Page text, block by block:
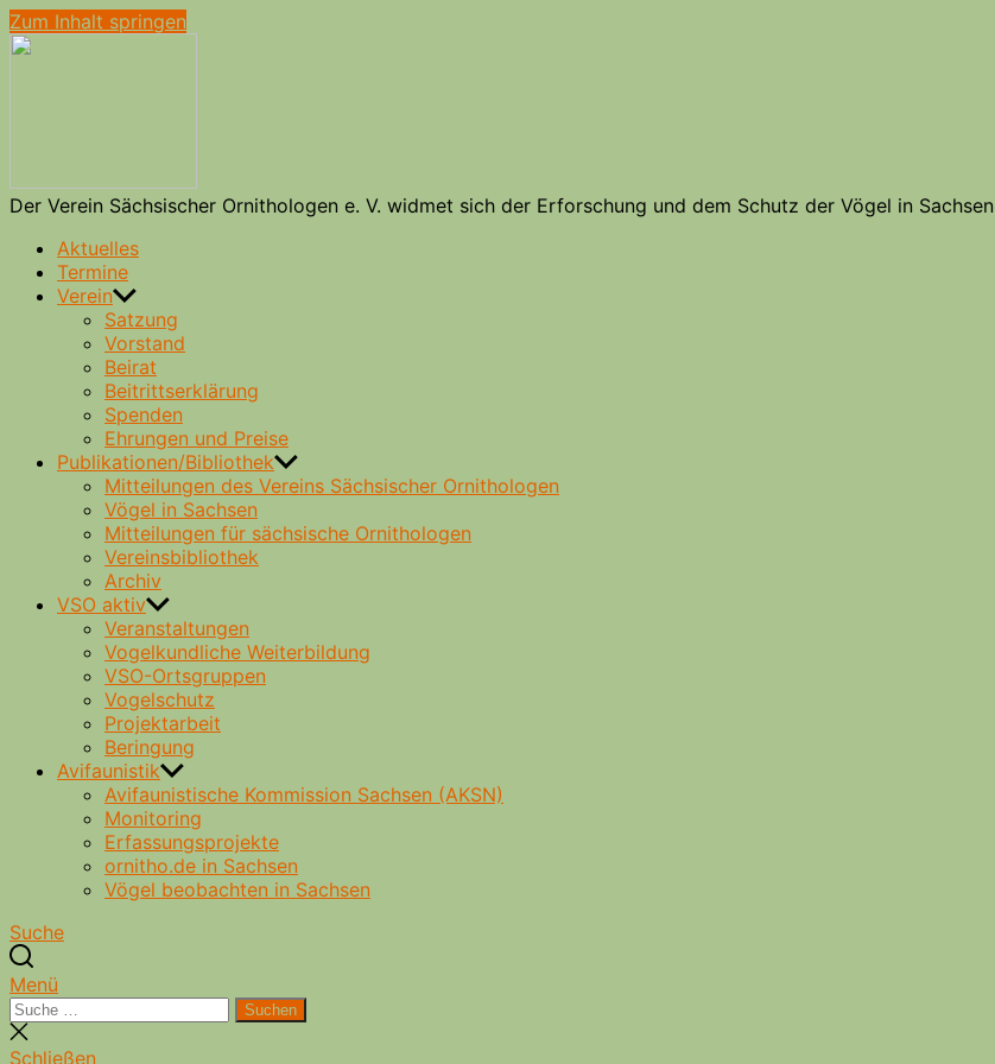
Zum Inhalt springen
Der Verein Sächsischer Ornithologen e. V. widmet sich der Erforschung und dem Schutz der Vögel in Sachsen
Aktuelles
Termine
Verein
Satzung
Vorstand
Beirat
Beitrittserklärung
Spenden
Ehrungen und Preise
Publikationen/Bibliothek
Mitteilungen des Vereins Sächsischer Ornithologen
Vögel in Sachsen
Mitteilungen für sächsische Ornithologen
Vereinsbibliothek
Archiv
VSO aktiv
Veranstaltungen
Vogelkundliche Weiterbildung
VSO-Ortsgruppen
Vogelschutz
Projektarbeit
Beringung
Avifaunistik
Avifaunistische Kommission Sachsen (AKSN)
Monitoring
Erfassungsprojekte
ornitho.de in Sachsen
Vögel beobachten in Sachsen
Suche
Menü
Suche
nach:
Suchen
Suche
schließen
Schließen